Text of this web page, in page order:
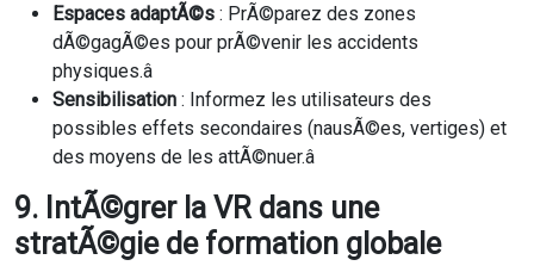
Espaces adaptÃ©s : PrÃ©parez des zones
dÃ©gagÃ©es pour prÃ©venir les accidents
physiques.â
Sensibilisation : Informez les utilisateurs des
possibles effets secondaires (nausÃ©es, vertiges) et
des moyens de les attÃ©nuer.â
9. IntÃ©grer la VR dans une
stratÃ©gie de formation globale